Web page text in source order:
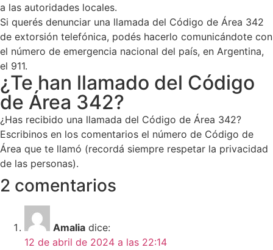
a las autoridades locales.
Si querés denunciar una llamada del Código de Área 342
de extorsión telefónica, podés hacerlo comunicándote con
el número de emergencia nacional del país, en Argentina,
el 911.
¿Te han llamado del Código
de Área 342?
¿Has recibido una llamada del Código de Área 342?
Escribinos en los comentarios el número de Código de
Área que te llamó (recordá siempre respetar la privacidad
de las personas).
2 comentarios
Amalia dice:
12 de abril de 2024 a las 22:14